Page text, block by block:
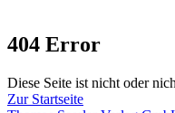
404 Error
Diese Seite ist nicht oder
Zur Startseite